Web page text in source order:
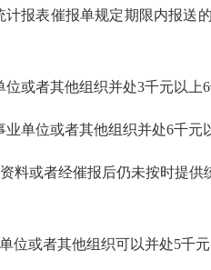
表催报单规定期限内报送
者其他组织并处3千元以上6
位或者其他组织并处6千元
或者经催报后仍未按时提供
或者其他组织可以并处5千元